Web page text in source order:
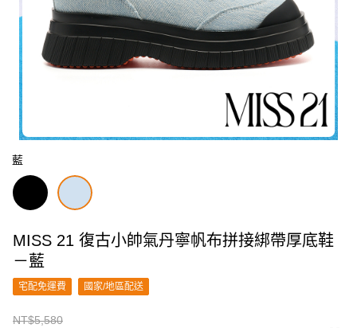
藍
MISS 21 復古小帥氣丹寧帆布拼接綁帶厚底鞋
－藍
宅配免運費 國家/地區配送
NT$5,580